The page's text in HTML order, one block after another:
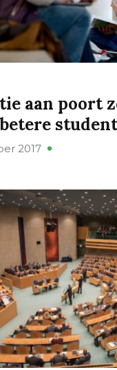
aan poort
2017